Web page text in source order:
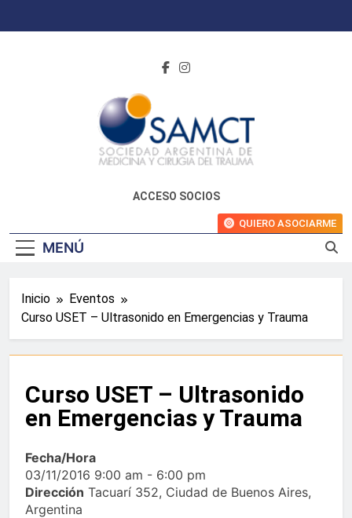
ACCESO SOCIOS
MENÚ
QUIERO ASOCIARME
Inicio
Eventos
Curso USET – Ultrasonido en Emergencias y Trauma
Curso USET – Ultrasonido
en Emergencias y Trauma
Fecha/Hora
03/11/2016 9:00 am - 6:00 pm
Dirección Tacuarí 352, Ciudad de Buenos Aires,
Argentina